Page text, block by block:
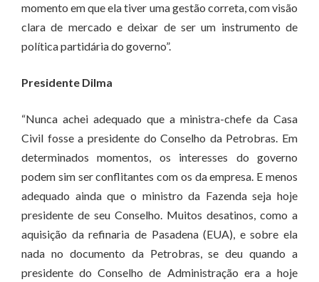
momento em que ela tiver uma gestão correta, com visão
clara de mercado e deixar de ser um instrumento de
política partidária do governo”.
Presidente Dilma
“Nunca achei adequado que a ministra-chefe da Casa
Civil fosse a presidente do Conselho da Petrobras. Em
determinados momentos, os interesses do governo
podem sim ser conflitantes com os da empresa. E menos
adequado ainda que o ministro da Fazenda seja hoje
presidente de seu Conselho. Muitos desatinos, como a
aquisição da refinaria de Pasadena (EUA), e sobre ela
nada no documento da Petrobras, se deu quando a
presidente do Conselho de Administração era a hoje